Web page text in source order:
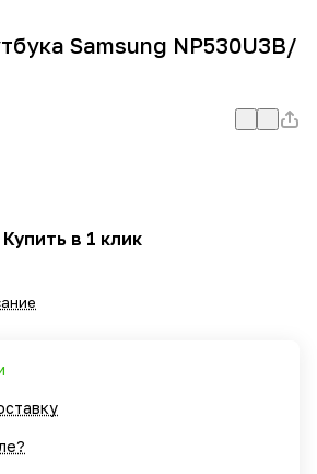
Samsung NP530U3B/
Купить в 1 клик